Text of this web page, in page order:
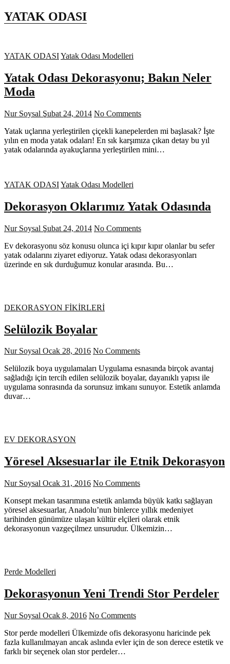
YATAK ODASI
YATAK ODASIYatak Odası Modelleri
Yatak Odası Dekorasyonu; Bakın Neler
Moda
Nur Soysal Şubat 24, 2014 No Comments
Yatak uçlarına yerleştirilen çiçekli kanepelerden mi başlasak? İşte
yılın en moda yatak odaları! En sık karşımıza çıkan detay bu yıl
yatak odalarında ayakuçlarına yerleştirilen mini…
YATAK ODASIYatak Odası Modelleri
Dekorasyon Oklarımız Yatak Odasında
Nur Soysal Şubat 24, 2014 No Comments
Ev dekorasyonu söz konusu olunca içi kıpır kıpır olanlar bu sefer
yatak odalarını ziyaret ediyoruz. Yatak odası dekorasyonları
üzerinde en sık durduğumuz konular arasında. Bu…
DEKORASYON FİKİRLERİ
Selülozik Boyalar
Nur Soysal Ocak 28, 2016 No Comments
Selülozik boya uygulamaları Uygulama esnasında birçok avantaj
sağladığı için tercih edilen selülozik boyalar, dayanıklı yapısı ile
uygulama sonrasında da sorunsuz imkanı sunuyor. Estetik anlamda
duvar…
EV DEKORASYON
Yöresel Aksesuarlar ile Etnik Dekorasyon
Nur Soysal Ocak 31, 2016 No Comments
Konsept mekan tasarımına estetik anlamda büyük katkı sağlayan
yöresel aksesuarlar, Anadolu’nun binlerce yıllık medeniyet
tarihinden günümüze ulaşan kültür elçileri olarak etnik
dekorasyonun vazgeçilmez unsurudur. Ülkemizin…
Perde Modelleri
Dekorasyonun Yeni Trendi Stor Perdeler
Nur Soysal Ocak 8, 2016 No Comments
Stor perde modelleri Ülkemizde ofis dekorasyonu haricinde pek
fazla kullanılmayan ancak aslında evler için de son derece estetik ve
farklı bir seçenek olan stor perdeler…